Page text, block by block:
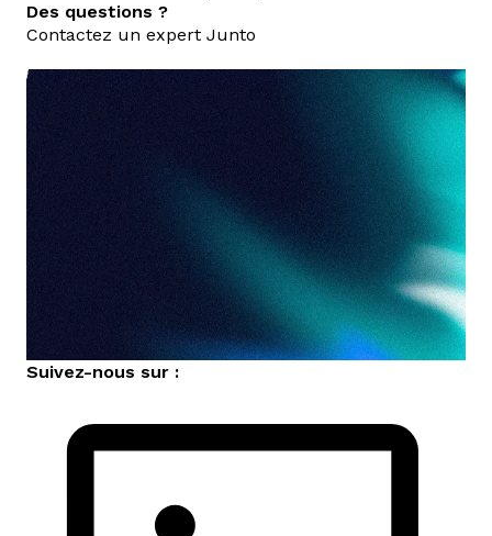
Des questions ?
Contactez un expert Junto
Suivez-nous sur :